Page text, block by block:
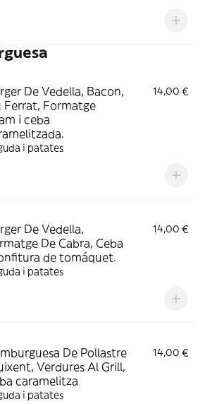
De Vedella, Bacon,
Ferrat, Formatge
i ceba
14,00 €
i patates
De Vedella,
De Cabra, Ceba
de tomáquet.
14,00 €
i patates
De Pollastre
Verdures Al Grill,
caramelitza
14,00 €
i patates